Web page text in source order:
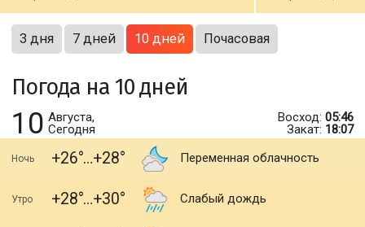
3 дня 7 дней 10 дней Почасовая
Погода на 10 дней
10 Августа,
Сегодня
Восход: 05:46
Закат: 18:07
Ночь +26 +28 Переменная облачность
Утро +28 +30 Слабый дождь